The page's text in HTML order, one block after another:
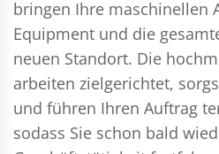
bringen Ihre maschinellen
Equipment und die
neuen Standort. Die
arbeiten zielgerichtet,
und führen Ihren Auftrag
sodass Sie schon bald